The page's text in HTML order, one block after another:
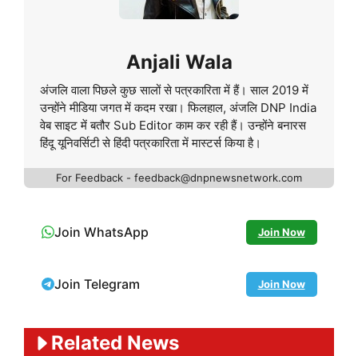
Anjali Wala
अंजलि वाला पिछले कुछ सालों से पत्रकारिता में हैं। साल 2019 में
उन्होंने मीडिया जगत में कदम रखा। फिलहाल, अंजलि DNP India
वेब साइट में बतौर Sub Editor काम कर रही हैं। उन्होंने बनारस
हिंदू यूनिवर्सिटी से हिंदी पत्रकारिता में मास्टर्स किया है।
For Feedback - feedback@dnpnewsnetwork.com
Join WhatsApp Join Now
Join Telegram Join Now
Related News